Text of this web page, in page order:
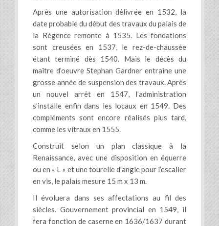
Après une autorisation délivrée en 1532, la
date probable du début des travaux du palais de
la Régence remonte à 1535. Les fondations
sont creusées en 1537, le rez-de-chaussée
étant terminé dès 1540. Mais le décès du
maître d’oeuvre Stephan Gardner entraine une
grosse année de suspension des travaux. Après
un nouvel arrêt en 1547, l’administration
s’installe enfin dans les locaux en 1549. Des
compléments sont encore réalisés plus tard,
comme les vitraux en 1555.
Construit selon un plan classique à la
Renaissance, avec une disposition en équerre
ou en « L » et une tourelle d’angle pour l’escalier
en vis, le palais mesure 15 m x 13 m.
Il évoluera dans ses affectations au fil des
siècles. Gouvernement provincial en 1549, il
fera fonction de caserne en 1636/1637 durant